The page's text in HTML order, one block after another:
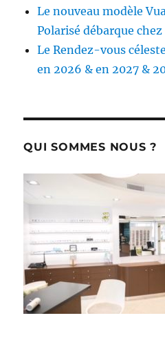
Le nouveau modèle
Polarisé débarque
Le Rendez-vous
en 2026 & en 2027 &
QUI SOMMES NOUS ?